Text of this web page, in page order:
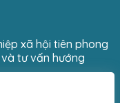
xã hội tiên phong
tư vấn hướng